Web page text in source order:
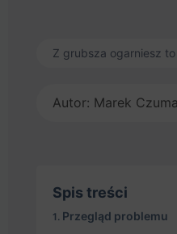
Z grubsza ogarniesz
Autor: Marek Czuma
Spis treści
Przegląd problemu